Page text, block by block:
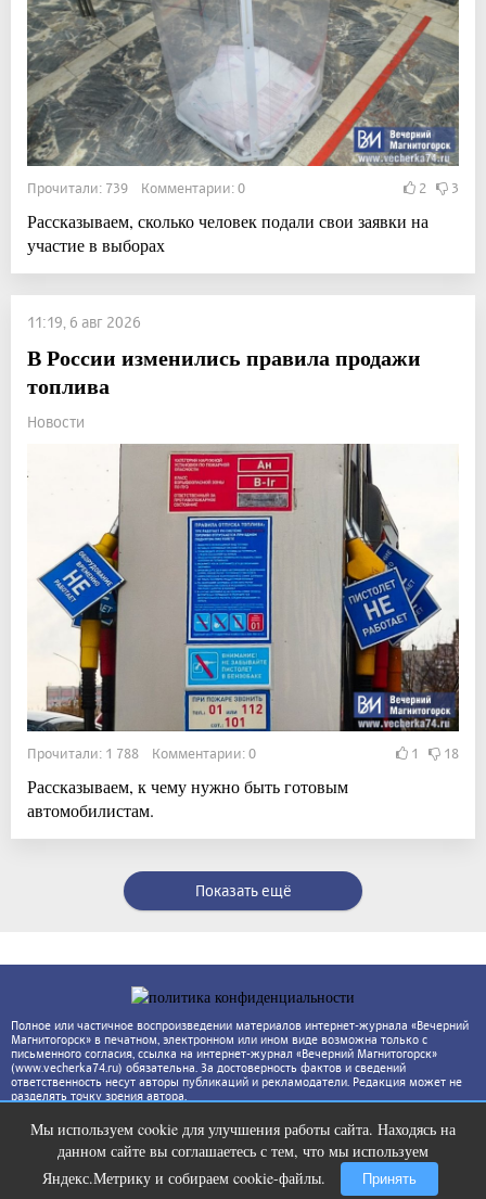
Прочитали: 739 Комментарии: 0 2 3
Рассказываем, сколько человек подали свои заявки на
участие в выборах
11:19, 6 авг 2026
В России изменились правила продажи
топлива
Новости
Прочитали: 1 788 Комментарии: 0 1 18
Рассказываем, к чему нужно быть готовым
автомобилистам.
Показать ещё
Полное или частичное воспроизведении материалов интернет-журнала «Вечерний
Магнитогорск» в печатном, электронном или ином виде возможна только с
письменного согласия, ссылка на интернет-журнал «Вечерний Магнитогорск»
(www.vecherka74.ru) обязательна. За достоверность фактов и сведений
ответственность несут авторы публикаций и рекламодатели. Редакция может не
разделять точку зрения автора.
Мы используем cookie для улучшения работы сайта. Находясь на
данном сайте вы соглашаетесь с тем, что мы используем
Яндекс.Метрику и собираем cookie-файлы.
Принять
Ролик длится пару секунд, но вы
будете в шоке от увиденного